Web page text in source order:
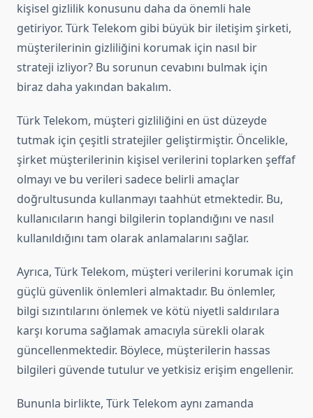
kişisel gizlilik konusunu daha da önemli hale
getiriyor. Türk Telekom gibi büyük bir iletişim şirketi,
müşterilerinin gizliliğini korumak için nasıl bir
strateji izliyor? Bu sorunun cevabını bulmak için
biraz daha yakından bakalım.
Türk Telekom, müşteri gizliliğini en üst düzeyde
tutmak için çeşitli stratejiler geliştirmiştir. Öncelikle,
şirket müşterilerinin kişisel verilerini toplarken şeffaf
olmayı ve bu verileri sadece belirli amaçlar
doğrultusunda kullanmayı taahhüt etmektedir. Bu,
kullanıcıların hangi bilgilerin toplandığını ve nasıl
kullanıldığını tam olarak anlamalarını sağlar.
Ayrıca, Türk Telekom, müşteri verilerini korumak için
güçlü güvenlik önlemleri almaktadır. Bu önlemler,
bilgi sızıntılarını önlemek ve kötü niyetli saldırılara
karşı koruma sağlamak amacıyla sürekli olarak
güncellenmektedir. Böylece, müşterilerin hassas
bilgileri güvende tutulur ve yetkisiz erişim engellenir.
Bununla birlikte, Türk Telekom aynı zamanda